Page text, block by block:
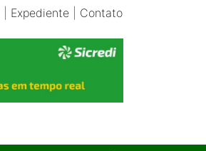
Expediente| Contato